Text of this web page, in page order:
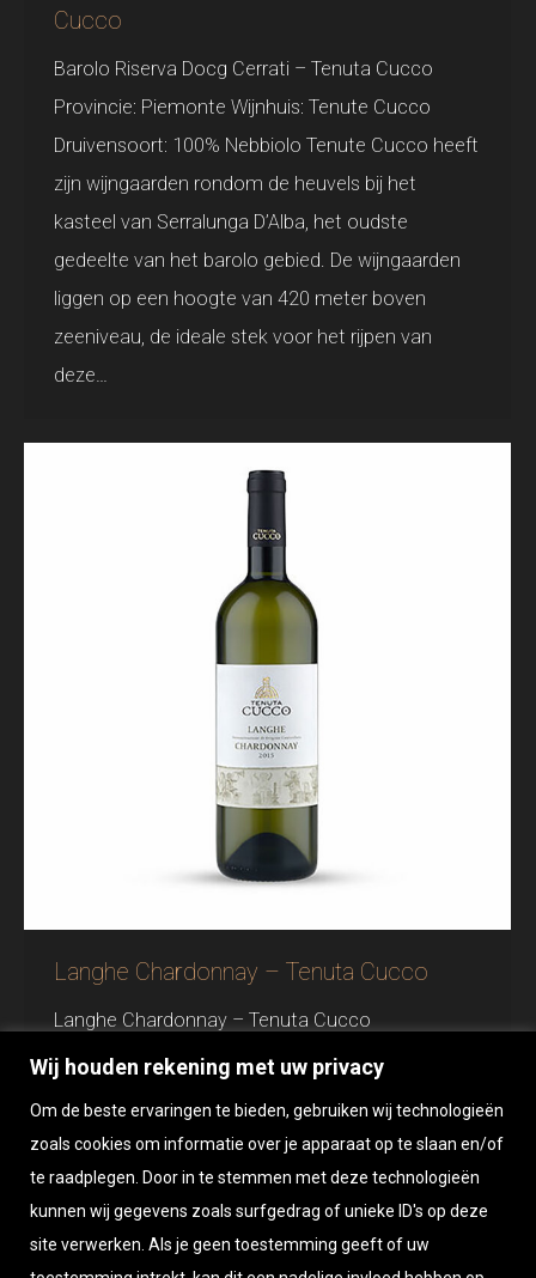
Wij houden rekening met uw privacy
Om de beste ervaringen te bieden, gebruiken wij technologieën
zoals cookies om informatie over je apparaat op te slaan en/of
te raadplegen. Door in te stemmen met deze technologieën
kunnen wij gegevens zoals surfgedrag of unieke ID's op deze
site verwerken. Als je geen toestemming geeft of uw
Cucco
Barolo Riserva Docg Cerrati – Tenuta Cucco
Provincie: Piemonte Wijnhuis: Tenute Cucco
Druivensoort: 100% Nebbiolo Tenute Cucco heeft
zijn wijngaarden rondom de heuvels bij het
kasteel van Serralunga D’Alba, het oudste
gedeelte van het barolo gebied. De wijngaarden
liggen op een hoogte van 420 meter boven
zeeniveau, de ideale stek voor het rijpen van
deze…
Langhe Chardonnay – Tenuta Cucco
Langhe Chardonnay – Tenuta Cucco
Druivenrassen: Chardonnay 100% Kleur: Prachtig
neus vinden we sinaasappelbloesem geblend
met fruitige tonen van rijpe appel en een lichte
hint van banaan, ananas en toast. Smaak: Satijn
zacht in de mond, mooi vettig en een lange